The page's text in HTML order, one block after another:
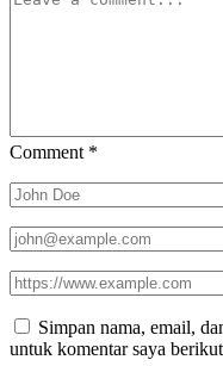
Comment *
Simpan nama, email,
untuk komentar saya